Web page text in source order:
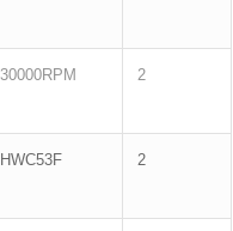
30000RPM 2
HWC53F 2